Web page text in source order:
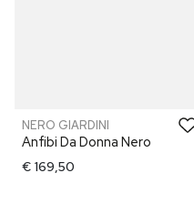
NERO GIARDINI
Anfibi Da Donna Nero
€ 169,50